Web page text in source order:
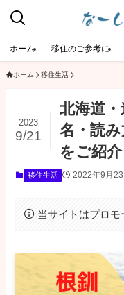
ホーム 移住のご参考に
ホーム 移住生活
北海道
名・読
をご紹介
2023
9/21
移住生活 2022年9月23
当サイトはプロ